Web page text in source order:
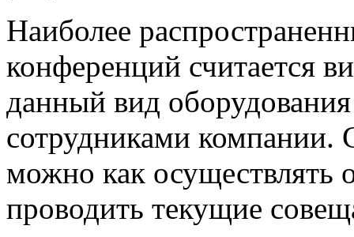
Наиболее
конференций считается
данный вид
сотрудниками
можно как осуществлять
проводить текущие